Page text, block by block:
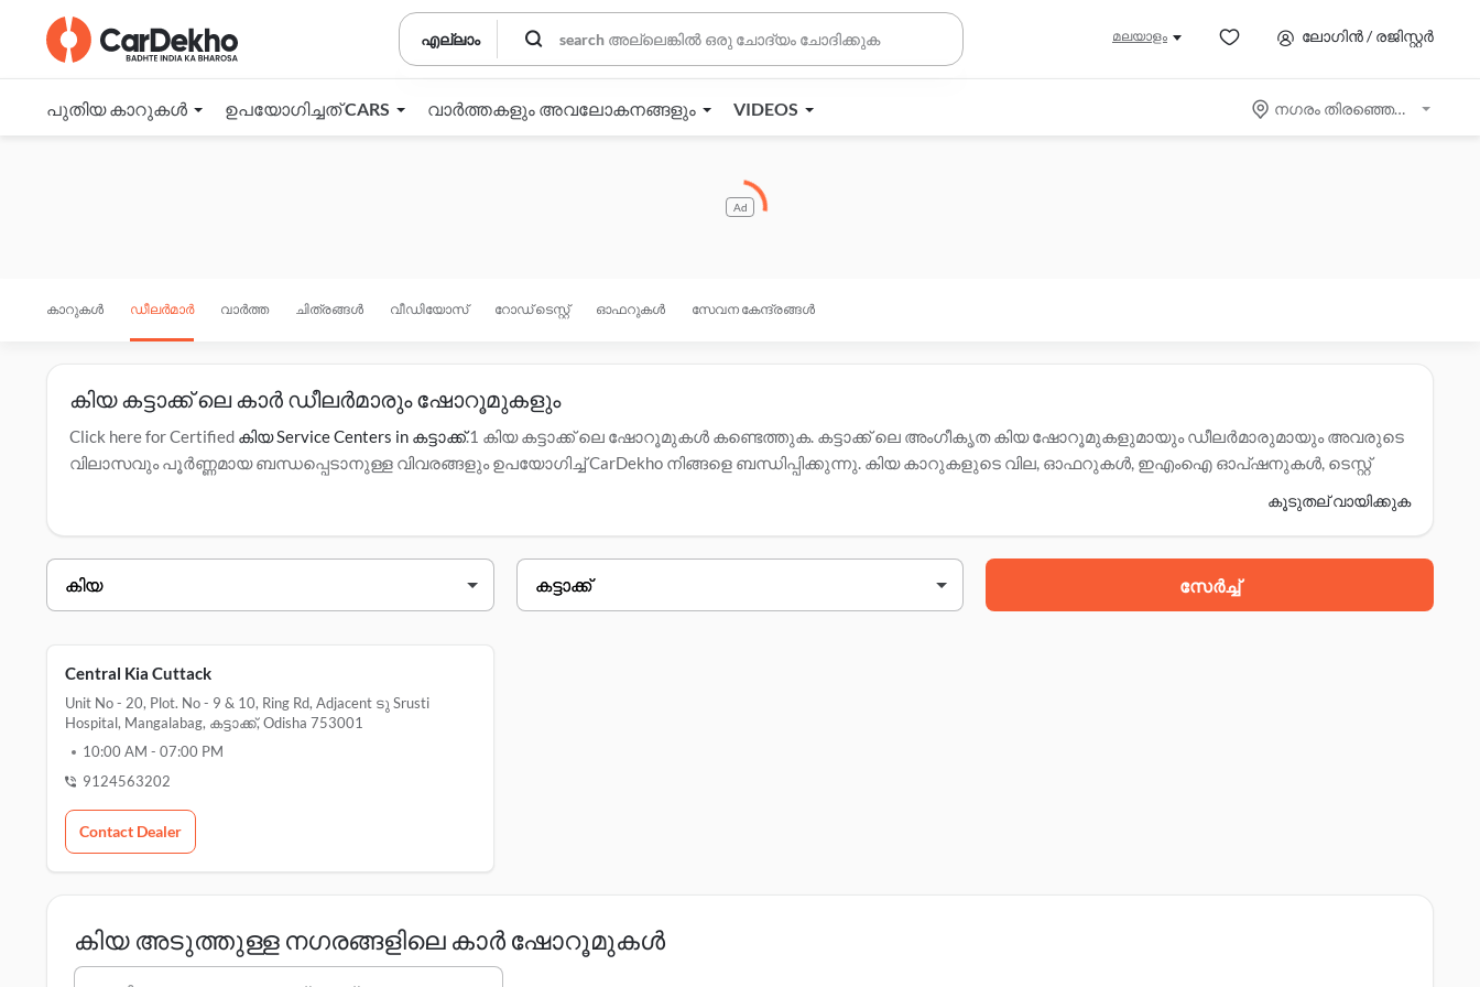
എല്ലാം മലയാളം ലോഗിൻ / രജിസ്റ്റർ
പുതിയ കാറുകൾ ഉപയോഗിച്ചത് CARS വാർത്തകളും അവലോകനങ്ങളും VIDEOS നഗരം തിരഞ്ഞെടുക്കുക
Ad
കാറുകൾ ഡീലർമാർ വാർത്ത ചിത്രങ്ങൾ വീഡിയോസ് റോഡ് ടെസ്റ്റ് ഓഫറുകൾ സേവന കേന്ദ്രങ്ങൾ
കിയ കട്ടാക്ക് ലെ കാർ ഡീലർമാരും ഷോറൂമുകളും
Click here for Certified കിയ Service Centers in കട്ടാക്ക്.1 കിയ കട്ടാക്ക് ലെ ഷോറൂമുകൾ കണ്ടെത്തുക. കട്ടാക്ക് ലെ അംഗീകൃത കിയ ഷോറൂമുകളുമായും ഡീലർമാരുമായും അവരുടെ
വിലാസവും പൂർണ്ണമായ ബന്ധപ്പെടാനുള്ള വിവരങ്ങളും ഉപയോഗിച്ച് CarDekho നിങ്ങളെ ബന്ധിപ്പിക്കുന്നു. കിയ കാറുകളുടെ വില, ഓഫറുകൾ, ഇഎംഐ ഓപ്ഷനുകൾ, ടെസ്റ്റ്
ഡീലറുടെ പേര്
കൂടുതല് വായിക്കുക
സേർച്ച്
Central Kia Cuttack
Unit No - 20, Plot. No - 9 & 10, Ring Rd, Adjacent ടു Srusti
Hospital, Mangalabag, കട്ടാക്ക്, Odisha 753001
10:00 AM - 07:00 PM
9124563202
Contact Dealer
കിയ അടുത്തുള്ള നഗരങ്ങളിലെ കാർ ഷോറൂമുകൾ